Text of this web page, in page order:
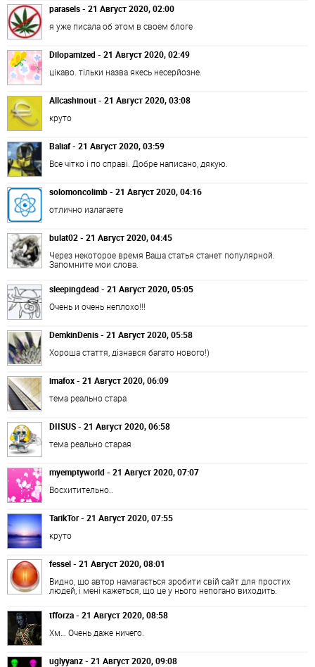
parasels - 21 Август 2020, 02:00
я уже писала об этом в своем блоге
Dilopamized - 21 Август 2020, 02:49
цікаво. тільки назва якесь несерйозне.
Allcashinout - 21 Август 2020, 03:08
круто
Baliaf - 21 Август 2020, 03:59
Все чітко і по справі. Добре написано, дякую.
solomoncolimb - 21 Август 2020, 04:16
отлично излагаете
bulat02 - 21 Август 2020, 04:45
Через некоторое время Ваша статья станет популярной.
Запомните мои слова.
sleepingdead - 21 Август 2020, 05:05
Очень и очень неплохо!!!
DemkinDenis - 21 Август 2020, 05:58
Хороша стаття, дізнався багато нового!)
imafox - 21 Август 2020, 06:09
тема реально стара
DIISUS - 21 Август 2020, 06:58
тема реально старая
myemptyworld - 21 Август 2020, 07:07
Восхитительно..
TarikTor - 21 Август 2020, 07:55
круто
fessel - 21 Август 2020, 08:01
Видно, що автор намагається зробити свій сайт для простих
людей, і мені кажеться, що це у нього непогано виходить.
tfforza - 21 Август 2020, 08:58
Хм… Очень даже ничего.
uglyyanz - 21 Август 2020, 09:08